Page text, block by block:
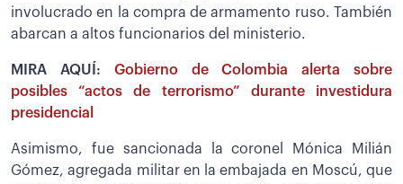
involucrado en la compra de armamento ruso. También
abarcan a altos funcionarios del ministerio.
MIRA AQUÍ: Gobierno de Colombia alerta sobre
posibles “actos de terrorismo” durante investidura
presidencial
Asimismo, fue sancionada la coronel Mónica Milián
Gómez, agregada militar en la embajada en Moscú, que